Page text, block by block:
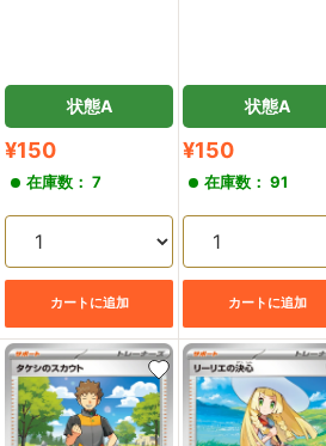
状態A
販
価
格
¥150
在庫数： 7
カートに追加
状態A
販
価
格
¥150
在庫数： 91
カートに追加